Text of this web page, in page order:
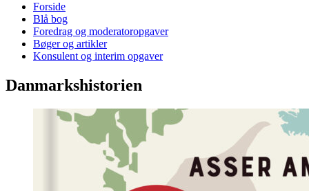
Forside
Blå bog
Foredrag og moderatoropgaver
Bøger og artikler
Konsulent og interim opgaver
Danmarkshistorien